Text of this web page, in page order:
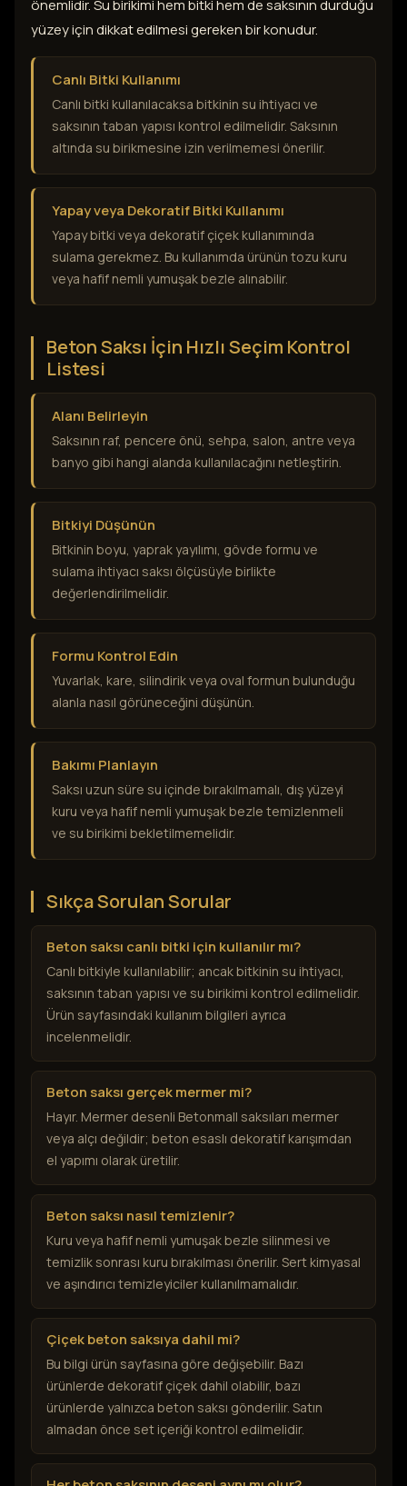
önemlidir. Su birikimi hem bitki hem de saksının durduğu
yüzey için dikkat edilmesi gereken bir konudur.
Canlı Bitki Kullanımı
Canlı bitki kullanılacaksa bitkinin su ihtiyacı ve
saksının taban yapısı kontrol edilmelidir. Saksının
altında su birikmesine izin verilmemesi önerilir.
Yapay veya Dekoratif Bitki Kullanımı
Yapay bitki veya dekoratif çiçek kullanımında
sulama gerekmez. Bu kullanımda ürünün tozu kuru
veya hafif nemli yumuşak bezle alınabilir.
Beton Saksı İçin Hızlı Seçim Kontrol
Listesi
Alanı Belirleyin
Saksının raf, pencere önü, sehpa, salon, antre veya
banyo gibi hangi alanda kullanılacağını netleştirin.
Bitkiyi Düşünün
Bitkinin boyu, yaprak yayılımı, gövde formu ve
sulama ihtiyacı saksı ölçüsüyle birlikte
değerlendirilmelidir.
Formu Kontrol Edin
Yuvarlak, kare, silindirik veya oval formun bulunduğu
alanla nasıl görüneceğini düşünün.
Bakımı Planlayın
Saksı uzun süre su içinde bırakılmamalı, dış yüzeyi
kuru veya hafif nemli yumuşak bezle temizlenmeli
ve su birikimi bekletilmemelidir.
Sıkça Sorulan Sorular
Beton saksı canlı bitki için kullanılır mı?
Canlı bitkiyle kullanılabilir; ancak bitkinin su ihtiyacı,
saksının taban yapısı ve su birikimi kontrol edilmelidir.
Ürün sayfasındaki kullanım bilgileri ayrıca
incelenmelidir.
Beton saksı gerçek mermer mi?
Hayır. Mermer desenli Betonmall saksıları mermer
veya alçı değildir; beton esaslı dekoratif karışımdan
el yapımı olarak üretilir.
Beton saksı nasıl temizlenir?
Kuru veya hafif nemli yumuşak bezle silinmesi ve
temizlik sonrası kuru bırakılması önerilir. Sert kimyasal
ve aşındırıcı temizleyiciler kullanılmamalıdır.
Çiçek beton saksıya dahil mi?
Bu bilgi ürün sayfasına göre değişebilir. Bazı
ürünlerde dekoratif çiçek dahil olabilir, bazı
ürünlerde yalnızca beton saksı gönderilir. Satın
almadan önce set içeriği kontrol edilmelidir.